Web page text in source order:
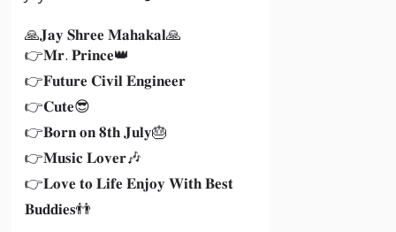
🙏𝐉𝐚𝐲 𝐒𝐡𝐫𝐞𝐞 𝐌𝐚𝐡𝐚𝐤𝐚𝐥🙏
👉𝐌𝐫. 𝐏𝐫𝐢𝐧𝐜𝐞👑
👉𝐅𝐮𝐭𝐮𝐫𝐞 𝐂𝐢𝐯𝐢𝐥 𝐄𝐧𝐠𝐢𝐧𝐞𝐞𝐫
👉𝐂𝐮𝐭𝐞😎
👉𝐁𝐨𝐫𝐧 𝐨𝐧 𝟖𝐭𝐡 𝐉𝐮𝐥𝐲🎂
👉𝐌𝐮𝐬𝐢𝐜 𝐋𝐨𝐯𝐞𝐫🎶
👉𝐋𝐨𝐯𝐞 𝐭𝐨 𝐋𝐢𝐟𝐞 𝐄𝐧𝐣𝐨𝐲 𝐖𝐢𝐭𝐡 𝐁𝐞𝐬𝐭
𝐁𝐮𝐝𝐝𝐢𝐞𝐬👬